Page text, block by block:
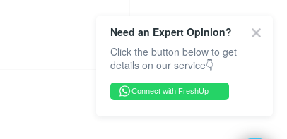
Need an Expert Opinion?
Click the button below to get
details on our service👇
Connect with FreshUp